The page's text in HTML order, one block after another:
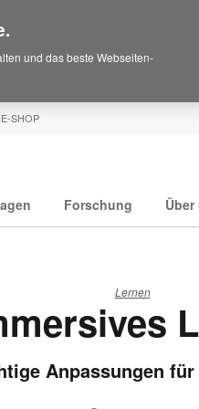
SHOP
Forschung
Lernen
Anpassungen
und das beste Webseiten-